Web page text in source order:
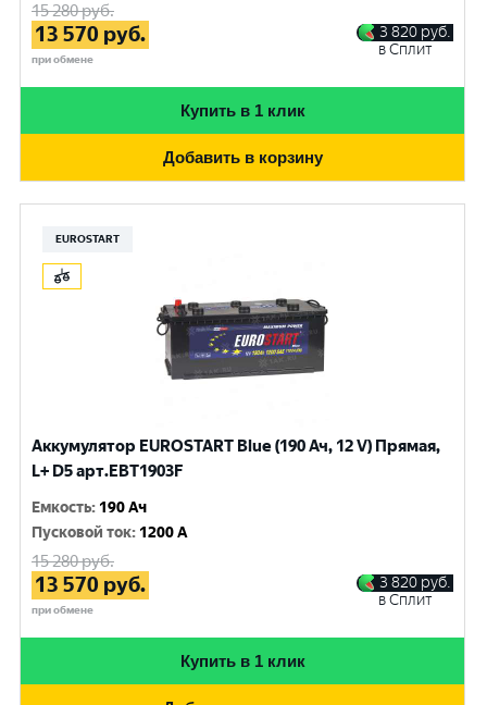
15 280руб.
13 570 руб.
при обмене
3 820 руб.
в Сплит
Купить в 1 клик
Добавить в корзину
EUROSTART
Аккумулятор EUROSTART Blue (190 Ач, 12 V) Прямая,
L+ D5 арт.EBT1903F
Емкость: 190 Ач
Пусковой ток: 1200 A
15 280руб.
13 570 руб.
при обмене
3 820 руб.
в Сплит
Купить в 1 клик